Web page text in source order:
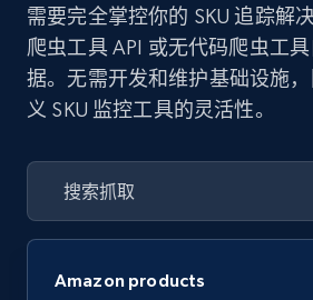
需要完全掌控你的 SKU 追踪解
爬虫工具 API 或无代码爬虫工
据。无需开发和维护基础设施
义 SKU 监控工具的灵活性。
Amazon products